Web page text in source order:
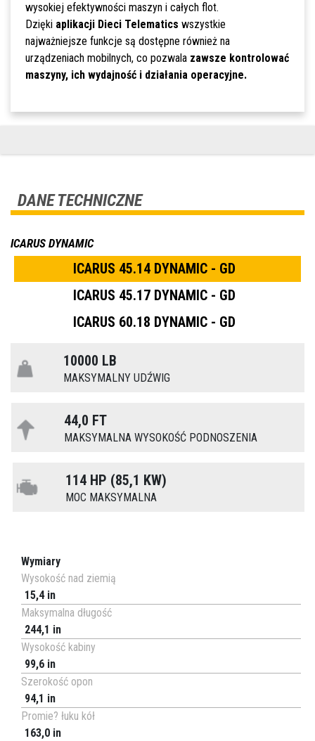
wysokiej efektywności maszyn i całych flot.
Dzięki aplikacji Dieci Telematics wszystkie
najważniejsze funkcje są dostępne również na
urządzeniach mobilnych, co pozwala zawsze kontrolować
maszyny, ich wydajność i działania operacyjne.
DANE TECHNICZNE
ICARUS DYNAMIC
ICARUS 45.14 DYNAMIC - GD
ICARUS 45.17 DYNAMIC - GD
ICARUS 60.18 DYNAMIC - GD
10000 LB
MAKSYMALNY UDŹWIG
44,0 FT
MAKSYMALNA WYSOKOŚĆ PODNOSZENIA
114 HP (85,1 KW)
MOC MAKSYMALNA
Wymiary
Wysokość nad ziemią
15,4 in
Maksymalna długość
244,1 in
Wysokość kabiny
99,6 in
Szerokość opon
94,1 in
Promie? łuku kół
163,0 in